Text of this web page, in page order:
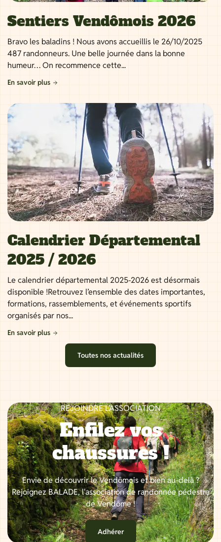
Sentiers Vendômois 2026
Bravo les baladins ! Nous avons accueillis le 26/10/2025
487 randonneurs. Une belle journée dans la bonne
humeur… On recommence cette...
En savoir plus
Calendrier Départemental
2025 / 2026
Le calendrier départemental 2025-2026 est désormais
disponible !Retrouvez l’ensemble des dates importantes,
formations, rassemblements, et événements sportifs
organisés par nos...
En savoir plus
Toutes nos actualités
REJOINDRE L’ASSOCIATION
Enfilez vos
chaussures !
Envie de découvrir le Vendômois et bien au-delà ?
Rejoignez BALADE, l'association de randonnée pédestre
de Vendôme !
Adhérer